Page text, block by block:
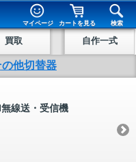
マイページ カートを見る 検索
買取 自作一式
の他切替器
線送・受信機